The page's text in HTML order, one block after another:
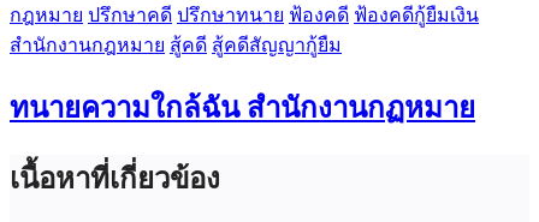
กฎหมาย ปรึกษาคดี ปรึกษาทนาย ฟ้องคดี ฟ้องคดีกู้ยืมเงิน
สำนักงานกฎหมาย สู้คดี สู้คดีสัญญากู้ยืม
ทนายความใกล้ฉัน สำนักงานกฏหมาย
เนื้อหาที่เกี่ยวข้อง